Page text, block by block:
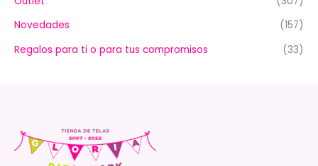
Novedades
(157)
Regalos para ti o para tus compromisos
(33)